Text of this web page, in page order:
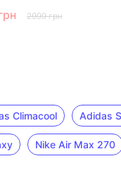
2999 грн
Climacool Adidas
Nike Air Max 270